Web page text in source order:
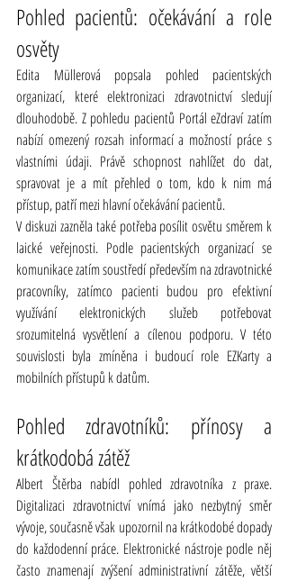
Pohled pacientů: očekávání a role
osvěty
Edita Müllerová popsala pohled pacientských
organizací, které elektronizaci zdravotnictví sledují
dlouhodobě. Z pohledu pacientů Portál eZdraví zatím
nabízí omezený rozsah informací a možností práce s
vlastními údaji. Právě schopnost nahlížet do dat,
spravovat je a mít přehled o tom, kdo k nim má
přístup, patří mezi hlavní očekávání pacientů.
V diskuzi zazněla také potřeba posílit osvětu směrem k
laické veřejnosti. Podle pacientských organizací se
komunikace zatím soustředí především na zdravotnické
pracovníky, zatímco pacienti budou pro efektivní
využívání elektronických služeb potřebovat
srozumitelná vysvětlení a cílenou podporu. V této
souvislosti byla zmíněna i budoucí role EZKarty a
mobilních přístupů k datům.
Pohled zdravotníků: přínosy a
krátkodobá zátěž
Albert Štěrba nabídl pohled zdravotníka z praxe.
Digitalizaci zdravotnictví vnímá jako nezbytný směr
vývoje, současně však upozornil na krátkodobé dopady
do každodenní práce. Elektronické nástroje podle něj
často znamenají zvýšení administrativní zátěže, větší